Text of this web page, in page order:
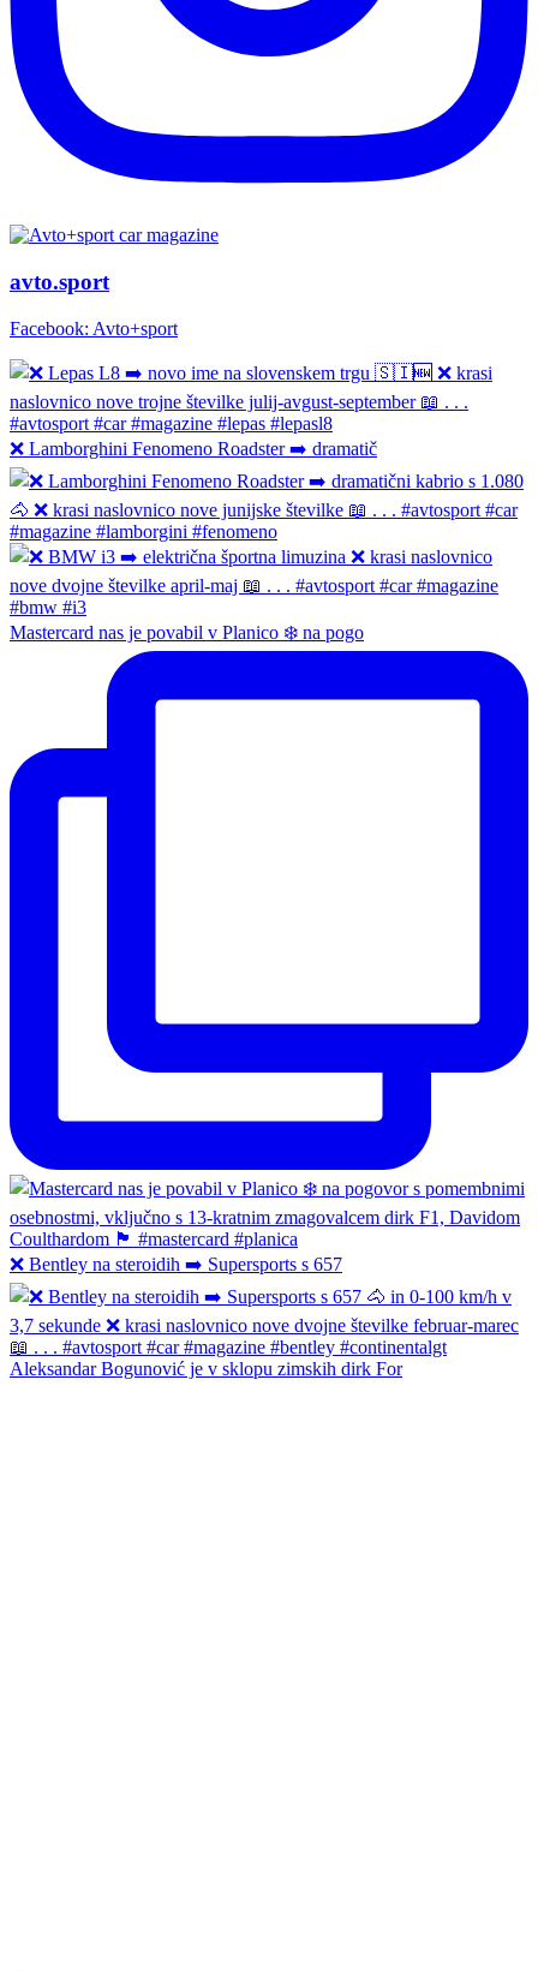
avto.sport
Facebook: Avto+sport
❌ Lamborghini Fenomeno Roadster ➡️ dramatič
Mastercard nas je povabil v Planico ❄️ na pogo
❌ Bentley na steroidih ➡️ Supersports s 657
Aleksandar Bogunović je v sklopu zimskih dirk For